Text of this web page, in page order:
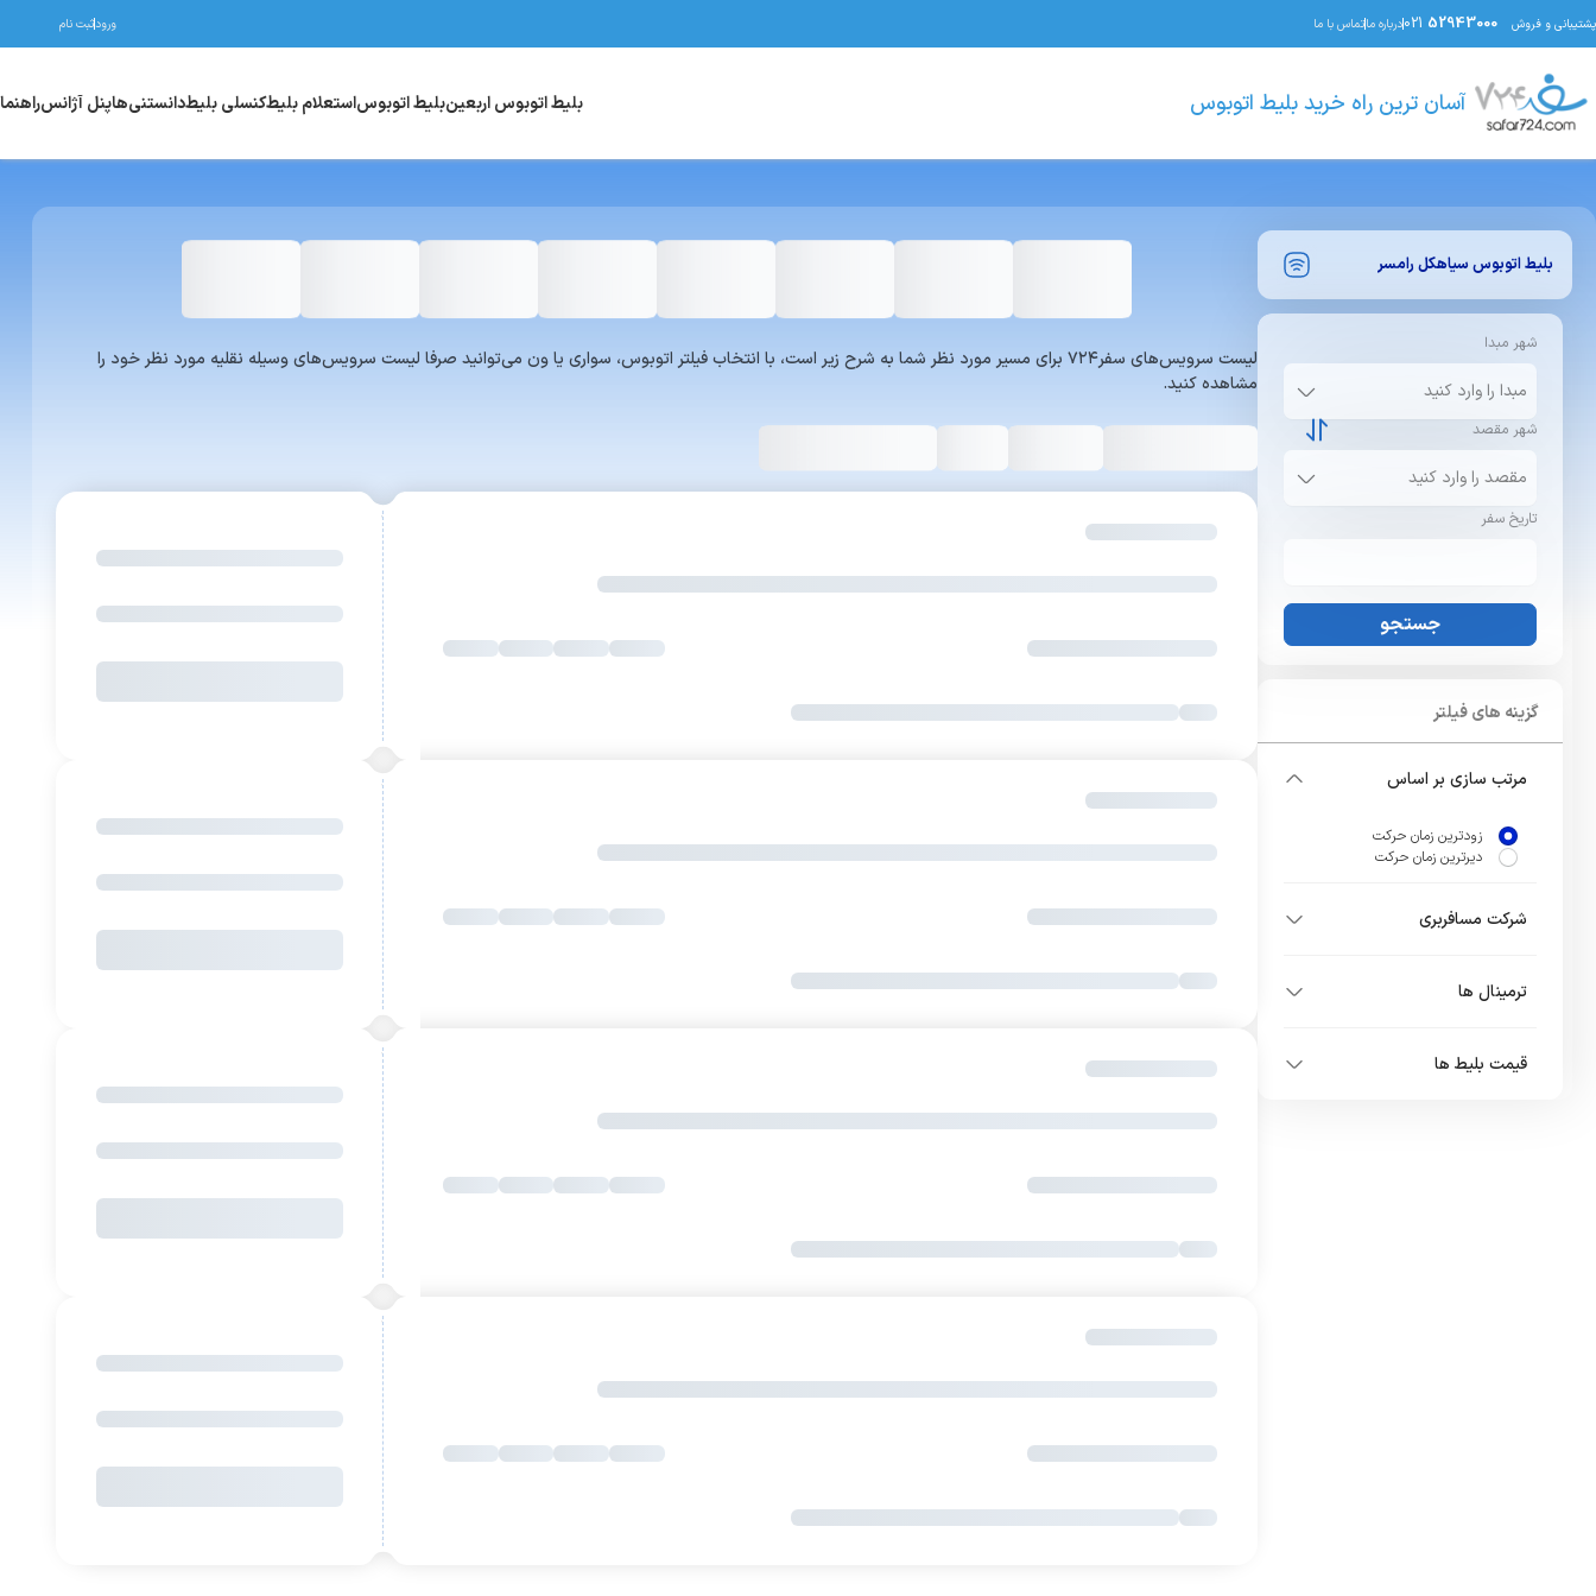
پشتیبانی و فروش 021 52943000 درباره ماتماس با ما ورودثبت نام
آسان ترین راه خرید بلیط اتوبوس بلیط اتوبوس اربعینبلیط اتوبوساستعلام بلیطکنسلی بلیطدانستنی‌هاپنل آژانسراهنما
بلیط اتوبوس سیاهکل رامسر
شهر مبدا
شهر مقصد
تاریخ سفر
جستجو
گزینه های فیلتر
مرتب سازی بر اساس
زودترین زمان حرکت
دیرترین زمان حرکت
شرکت مسافربری
ترمینال ها
قیمت بلیط ها
لیست سرویس‌های سفر۷۲۴ برای مسیر مورد نظر شما به شرح زیر است، با انتخاب فیلتر اتوبوس، سواری یا ون می‌توانید صرفا لیست سرویس‌های وسیله نقلیه مورد نظر خود را
مشاهده کنید.